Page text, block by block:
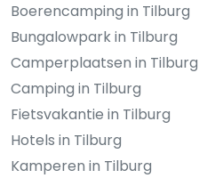
Boerencamping in Tilburg
Bungalowpark in Tilburg
Camperplaatsen in Tilburg
Camping in Tilburg
Fietsvakantie in Tilburg
Hotels in Tilburg
Kamperen in Tilburg